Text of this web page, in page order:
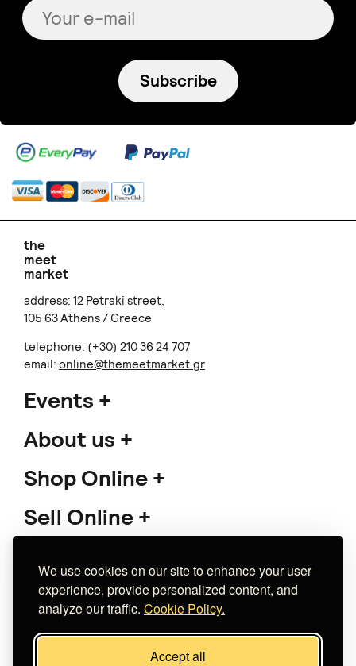
We use cookies on our site to enhance your user
experience, provide personalized content, and
analyze our traffic. Cookie Policy.
Accept all
Subscribe
the
meet
market
address: 12 Petraki street,
105 63 Athens / Greece
telephone: (+30) 210 36 24 707
email: online@themeetmarket.gr
Events
About us
Shop Online
Sell Online